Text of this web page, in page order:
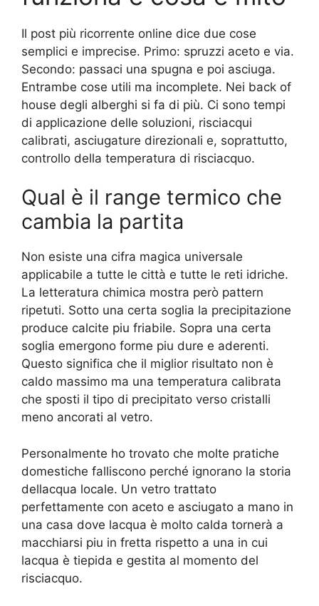
Il post più ricorrente online dice due cose
semplici e imprecise. Primo: spruzzi aceto e via.
Secondo: passaci una spugna e poi asciuga.
Entrambe cose utili ma incomplete. Nei back of
house degli alberghi si fa di più. Ci sono tempi
di applicazione delle soluzioni, risciacqui
calibrati, asciugature direzionali e, soprattutto,
controllo della temperatura di risciacquo.
Qual è il range termico che
cambia la partita
Non esiste una cifra magica universale
applicabile a tutte le città e tutte le reti idriche.
La letteratura chimica mostra però pattern
ripetuti. Sotto una certa soglia la precipitazione
produce calcite piu friabile. Sopra una certa
soglia emergono forme piu dure e aderenti.
Questo significa che il miglior risultato non è
caldo massimo ma una temperatura calibrata
che sposti il tipo di precipitato verso cristalli
meno ancorati al vetro.
Personalmente ho trovato che molte pratiche
domestiche falliscono perché ignorano la storia
dellacqua locale. Un vetro trattato
perfettamente con aceto e asciugato a mano in
una casa dove lacqua è molto calda tornerà a
macchiarsi piu in fretta rispetto a una in cui
lacqua è tiepida e gestita al momento del
risciacquo.